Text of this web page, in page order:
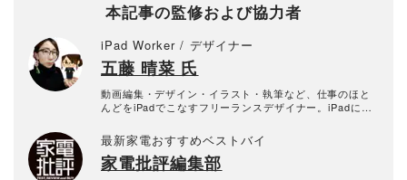
本記事の監修および協力者
iPad Worker / デザイナー
五藤 晴菜 氏
動画編集・デザイン・イラスト・執筆など、仕事のほと
んどをiPadでこなすフリーランスデザイナー。iPadに関
dcast、YouTube、セミナー などで発信している。『は
たらくiPad』（インプレス）出版など。
最新家電おすすめベストバイ
家電批評編集部